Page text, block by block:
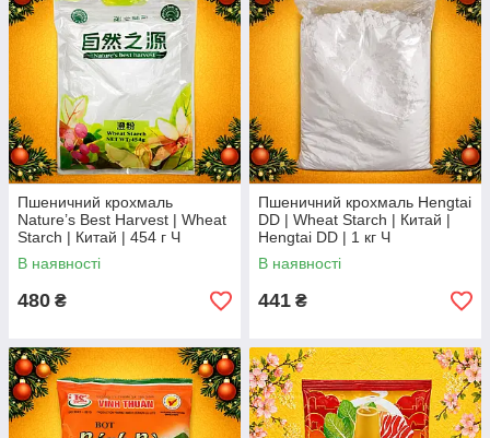
Пшеничний крохмаль
Nature’s Best Harvest | Wheat
Starch | Китай | 454 г Ч
В наявності
480 ₴
Пшеничний крохмаль Hengtai
DD | Wheat Starch | Китай |
Hengtai DD | 1 кг Ч
В наявності
441 ₴